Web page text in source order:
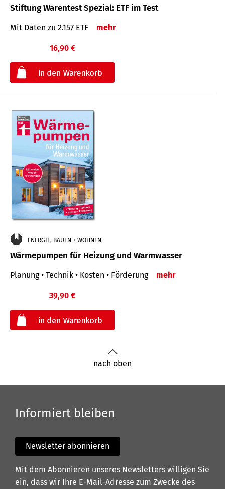
Stiftung Warentest Spezial: ETF im Test
Mit Daten zu 2.157 ETF mehr
16,90 €
ENERGIE, BAUEN + WOHNEN
Wärmepumpen für Heizung und Warmwasser
Planung • Technik • Kosten • Förderung mehr
39,90 €
nach oben
Informiert bleiben
Newsletter abonnieren
Mit dem Abonnieren unseres Newsletters willigen Sie
ein, dass wir Ihre E-Mail-Adresse zum Zwecke des